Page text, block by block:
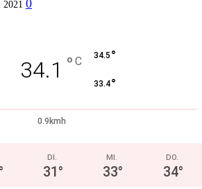
2021 0
34.1 ° C 34.5 °
33.4°
0.9kmh
DI.
31°
MI.
33°
DO.
34°